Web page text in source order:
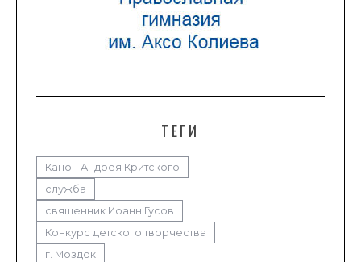
ТЕГИ
Канон Андрея Критского
служба
священник Иоанн Гусов
Конкурс детского творчества
г. Моздок